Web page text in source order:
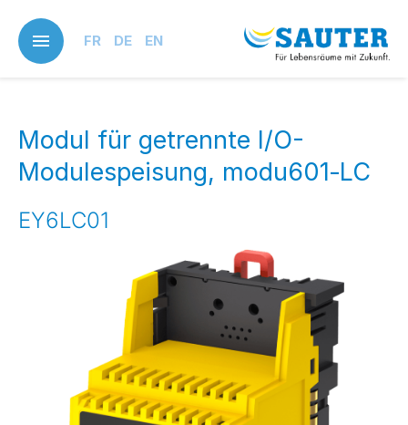
main
content
FR DE EN
Modul für getrennte I/O-
Modulespeisung, modu601‑LC
EY6LC01